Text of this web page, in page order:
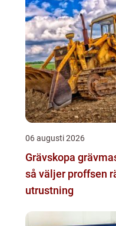
06 augusti 2026
Grävskopa
så väljer proffsen
utrustning